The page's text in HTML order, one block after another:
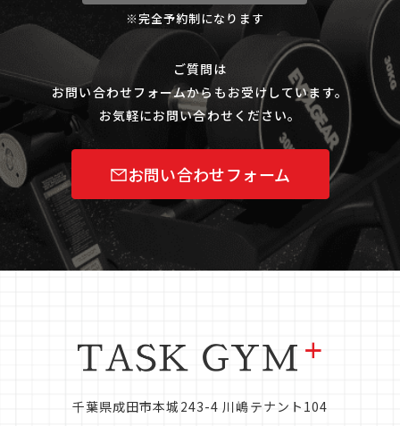
※完全予約制になります
ご質問は
お問い合わせフォームからもお受けしています。
お気軽にお問い合わせください。
お問い合わせフォーム
千葉県成田市本城243-4 川嶋テナント104